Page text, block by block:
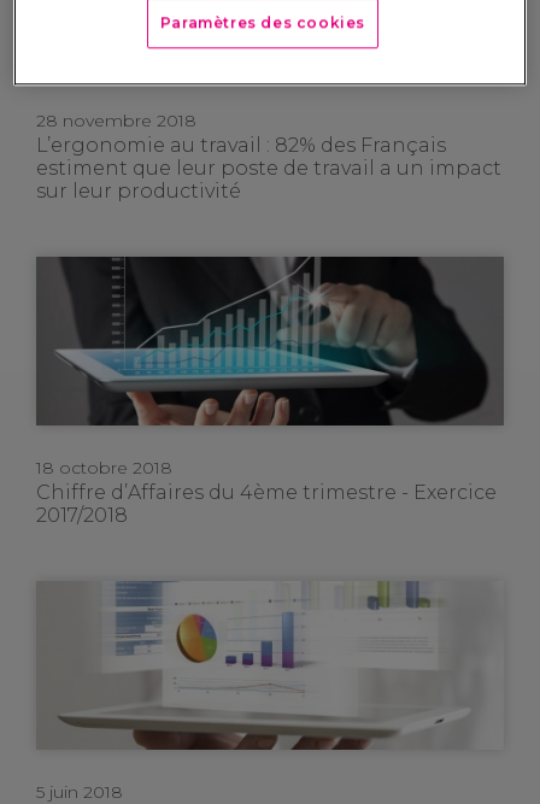
28 novembre 2018
L’ergonomie au travail : 82% des Français
estiment que leur poste de travail a un impact
sur leur productivité
18 octobre 2018
Chiffre d’Affaires du 4ème trimestre - Exercice
2017/2018
5 juin 2018
Paramètres des cookies